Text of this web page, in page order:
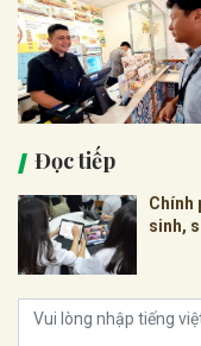
Đọc tiếp
Chính
sinh,